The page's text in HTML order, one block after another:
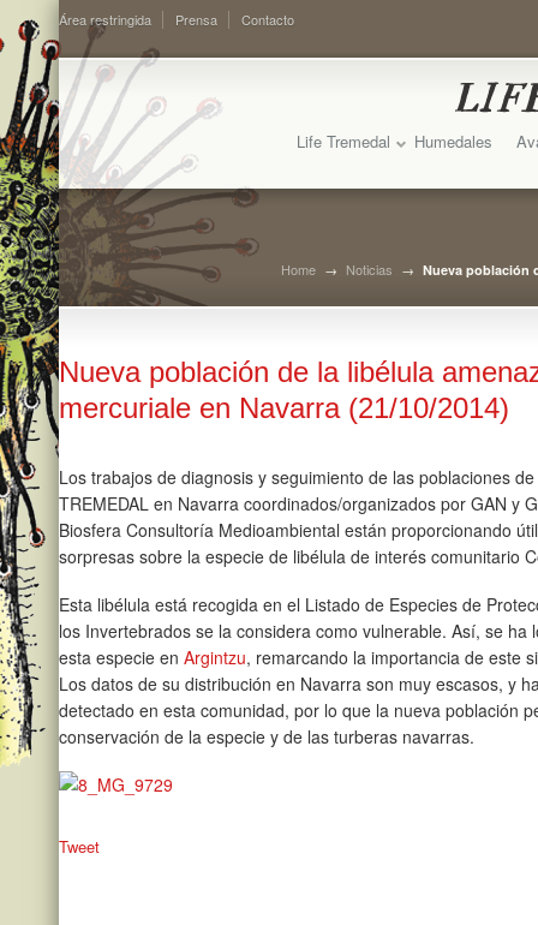
Área restringida Prensa Contacto
Life Tremedal Humedales
Home → Noticias → Nueva población
Nueva población de la libélula
mercuriale en Navarra (21/10/2014)
Los trabajos de diagnosis y seguimiento de las poblaciones
TREMEDAL en Navarra coordinados/organizados por GAN y
Biosfera Consultoría Medioambiental están proporcionando
sorpresas sobre la especie de libélula de interés comunitario
Esta libélula está recogida en el Listado de Especies de
los Invertebrados se la considera como vulnerable. Así, se ha
esta especie en Argintzu, remarcando la importancia de este
Los datos de su distribución en Navarra son muy escasos, y
detectado en esta comunidad, por lo que la nueva población
conservación de la especie y de las turberas navarras.
Tweet